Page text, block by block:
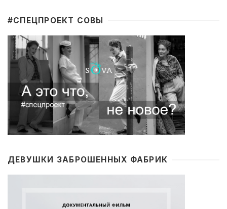
#CПЕЦПРОЕКТ СОВЫ
ДЕВУШКИ ЗАБРОШЕННЫХ ФАБРИК